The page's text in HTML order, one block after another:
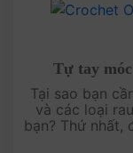
Tự tay
Tại sao bạn
và các loại
bạn? Thứ nhất,